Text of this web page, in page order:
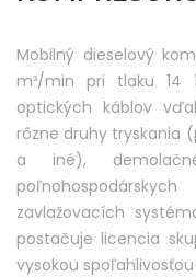
Mobilný dieselový
m³/min pri tlaku 14
optických káblov
rôzne druhy tryskania
a iné),
zavlažovacích
postačuje licencia
vysokou